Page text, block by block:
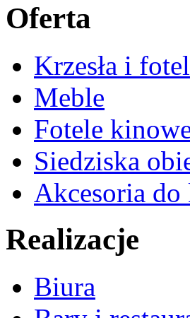
Oferta
Krzesła i
Meble
Fotele
Siedziska
Akcesoria do
Realizacje
Biura